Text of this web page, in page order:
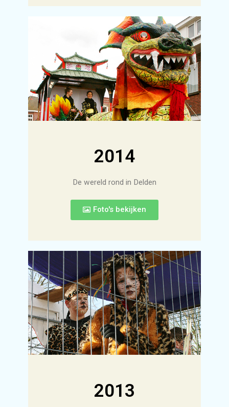
2014
De wereld rond in Delden
Foto's bekijken
2013